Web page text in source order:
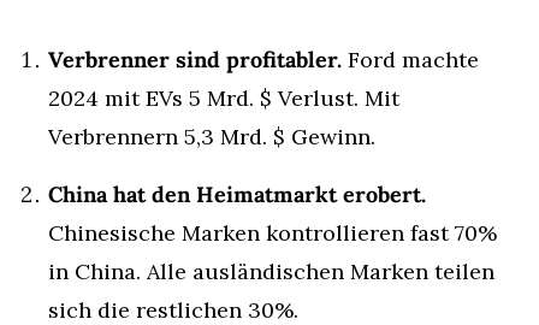
Verbrenner sind profitabler. Ford machte
2024 mit EVs 5 Mrd. $ Verlust. Mit
Verbrennern 5,3 Mrd. $ Gewinn.
China hat den Heimatmarkt erobert.
Chinesische Marken kontrollieren fast 70%
in China. Alle ausländischen Marken teilen
sich die restlichen 30%.